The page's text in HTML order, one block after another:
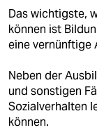
berlin
nord
wahrheit
verlag
Das wichtigste,
können ist
eine vernünftige
Neben der
und sonstigen
Sozialverhalten
können.